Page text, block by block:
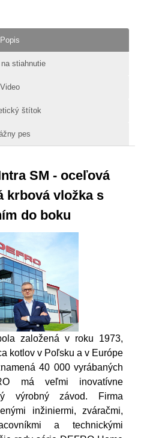
Popis
stiahnutie
Video
štítok
pes
SM - oceľová
krbová vložka s
do boku
založená v roku 1973,
kotlov v Poľsku a v Európe
40 000 vyrábaných
má veľmi inovatívne
výrobný závod. Firma
inžiniermi, zváračmi,
a technickými